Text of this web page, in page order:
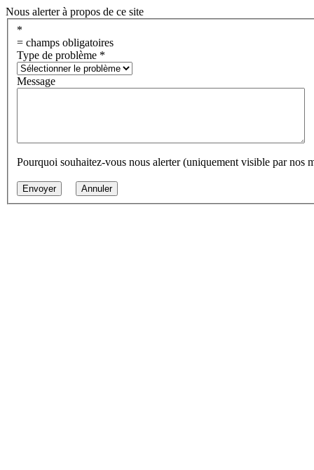
Nous alerter à propos de ce site
*
= champs obligatoires
Type de problème *
Message
Pourquoi souhaitez-vous nous alerter (uniquement visible par nos